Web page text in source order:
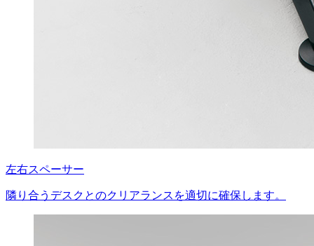
左右スペーサー
隣り合うデスクとのクリアランスを適切に確保します。